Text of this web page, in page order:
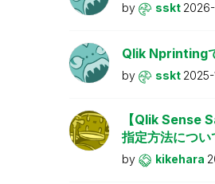
by sskt
Qlik Nprinting
by sskt
【Qlik Sense
指定方法につい
by kikehara